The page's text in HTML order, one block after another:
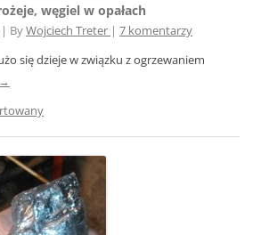
węgiel w opałach
| ByWojciech Treter | 7 komentarzy
się dzieje w związku z ogrzewaniem